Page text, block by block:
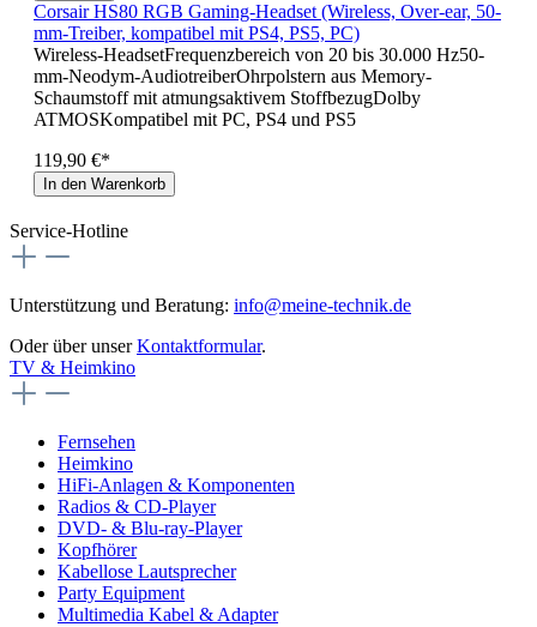
Corsair HS80 RGB Gaming-Headset (Wireless, Over-ear, 50-
mm-Treiber, kompatibel mit PS4, PS5, PC)
Wireless-HeadsetFrequenzbereich von 20 bis 30.000 Hz50-
mm-Neodym-AudiotreiberOhrpolstern aus Memory-
Schaumstoff mit atmungsaktivem StoffbezugDolby
ATMOSKompatibel mit PC, PS4 und PS5
119,90 €*
In den Warenkorb
Service-Hotline
Unterstützung und Beratung: info@meine-technik.de
Oder über unserKontaktformular.
TV & Heimkino
Fernsehen
Heimkino
HiFi-Anlagen & Komponenten
Radios & CD-Player
DVD- & Blu-ray-Player
Kopfhörer
Kabellose Lautsprecher
Party Equipment
Multimedia Kabel & Adapter